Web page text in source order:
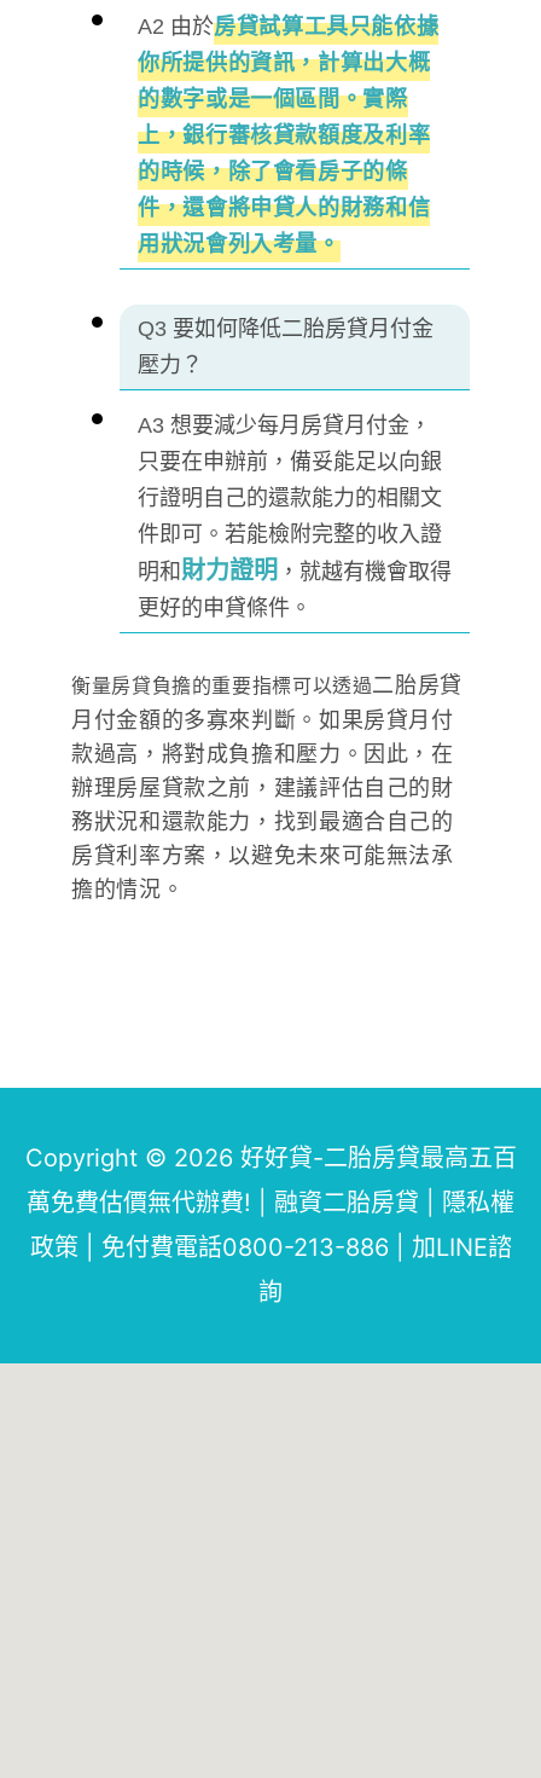
A2 由於房貸試算工具只能依據
你所提供的資訊，計算出大概
的數字或是一個區間。實際
上，銀行審核貸款額度及利率
的時候，除了會看房子的條
件，還會將申貸人的財務和信
用狀況會列入考量。
Q3 要如何降低二胎房貸月付金
壓力？
A3 想要減少每月房貸月付金，
只要在申辦前，備妥能足以向銀
行證明自己的還款能力的相關文
件即可。若能檢附完整的收入證
明和 財力證明 ，就越有機會取得
更好的申貸條件。
衡量房貸負擔的重要指標可以透過二胎房貸
月付金額的多寡來判斷。如果房貸月付
款過高，將對成負擔和壓力。因此，在
辦理房屋貸款之前，建議評估自己的財
務狀況和還款能力，找到最適合自己的
房貸利率方案，以避免未來可能無法承
擔的情況。
Copyright © 2026 好好貸-二胎房貸最高五百
萬免費估價無代辦費! | 融資二胎房貸 |
隱私權
政策| 免付費電話0800-213-886| 加LINE諮
詢